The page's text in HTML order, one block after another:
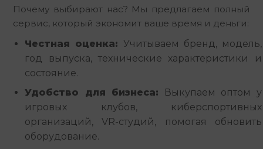
Почему выбирают нас? Мы предлагаем полный
сервис, который экономит ваше время и деньги:
Честная оценка: Учитываем бренд, модель,
год выпуска, технические характеристики и
состояние.
Удобство для бизнеса: Выкупаем оптом у
игровых клубов, киберспортивных
организаций, VR-студий, помогая обновить
оборудование.